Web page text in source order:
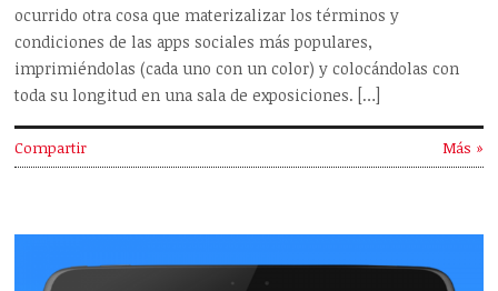
ocurrido otra cosa que materizalizar los términos y
condiciones de las apps sociales más populares,
imprimiéndolas (cada uno con un color) y colocándolas con
toda su longitud en una sala de exposiciones. […]
Compartir Más »